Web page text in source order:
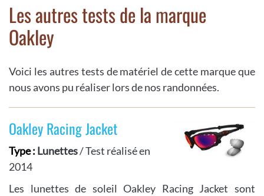
Les autres tests de la marque
Oakley
Voici les autres tests de matériel de cette marque que
nous avons pu réaliser lors de nos randonnées.
Oakley Racing Jacket
Type : Lunettes/ Test réalisé en
2014
Les lunettes de soleil Oakley Racing Jacket sont